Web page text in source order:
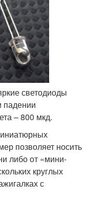
светодиоды
падении
– 800 мкд.
позволяет носить
либо от «мини-
круглых
с